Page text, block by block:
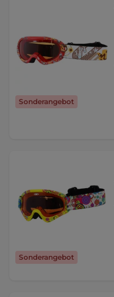
Sonderangebot
Sonderangebot